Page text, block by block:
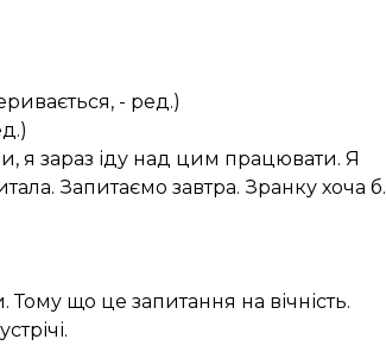
- ред.)
я зараз іду над цим працювати. Я
Запитаємо завтра. Зранку хоча б.
що це запитання на вічність.